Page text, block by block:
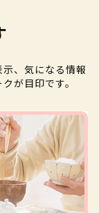
、気になる情報
が目印です。